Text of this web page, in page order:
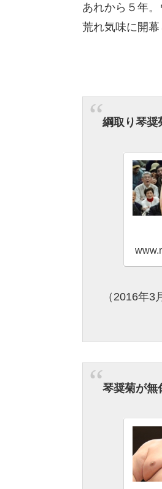
あれから５年
荒れ気味に開
綱取り琴
（2016年
琴奨菊が